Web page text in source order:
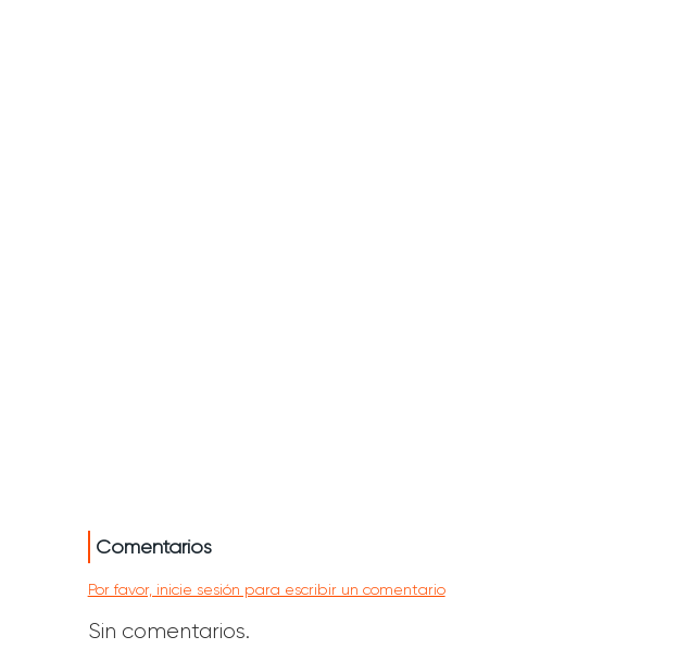
Comentarios
Por favor, inicie sesión para escribir un comentario
Sin comentarios.